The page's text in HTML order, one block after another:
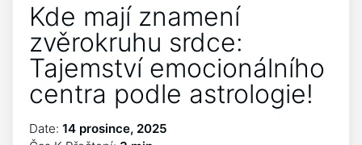
Kde mají znamení
zvěrokruhu srdce:
Tajemství emocionálního
centra podle astrologie!
Date: 14 prosince, 2025